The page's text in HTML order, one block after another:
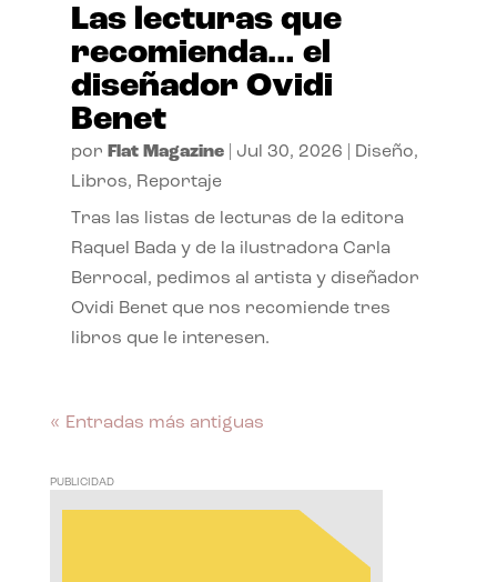
Las lecturas que
recomienda… el
diseñador Ovidi
Benet
por Flat Magazine| Jul 30, 2026 Diseño,
Libros, Reportaje
Tras las listas de lecturas de la editora
Raquel Bada y de la ilustradora Carla
Berrocal, pedimos al artista y diseñador
Ovidi Benet que nos recomiende tres
libros que le interesen.
« Entradas más antiguas
PUBLICIDAD